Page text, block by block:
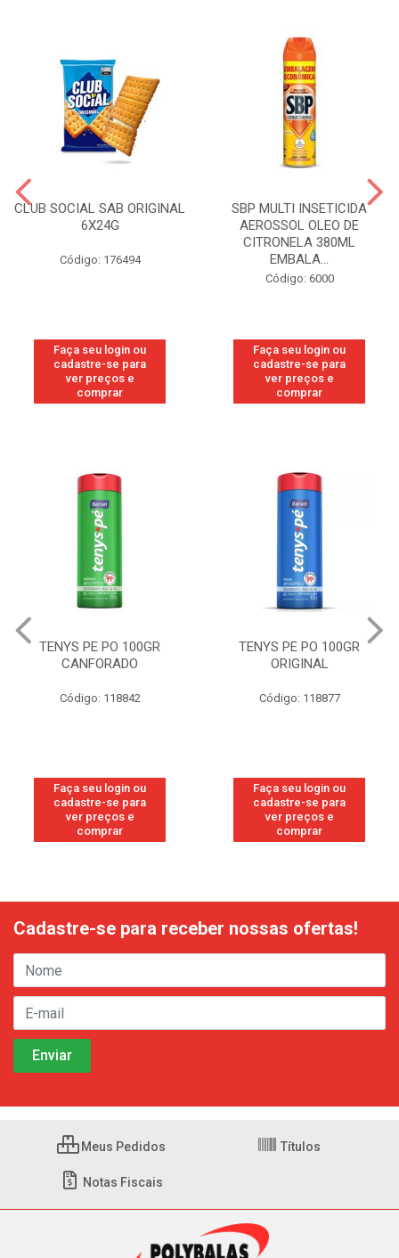
CLUB SOCIAL SAB ORIGINAL
6X24G
Código: 176494
Faça seu login ou
cadastre-se para
ver preços e
comprar
SBP MULTI INSETICIDA
AEROSSOL OLEO DE
CITRONELA 380ML
EMBALA...
Código: 6000
Faça seu login ou
cadastre-se para
ver preços e
comprar
TENYS PE PO 100GR
CANFORADO
Código: 118842
Faça seu login ou
cadastre-se para
ver preços e
comprar
TENYS PE PO 100GR
ORIGINAL
Código: 118877
Faça seu login ou
cadastre-se para
ver preços e
comprar
Cadastre-se para receber nossas ofertas!
Meus Pedidos Títulos
Notas Fiscais